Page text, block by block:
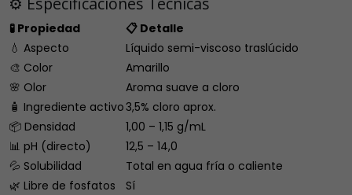
🧪 Propiedad
📋 Detalle
💧 Aspecto
Líquido semi-viscoso traslúcido
🎨 Color
Amarillo
🌸 Olor
Aroma suave a cloro
🧴 Ingrediente activo3,5% cloro aprox.
📦 Densidad
1,00 – 1,15 g/mL
📊 pH (directo)
12,5 – 14,0
💦 Solubilidad
Total en agua fría o caliente
🌿 Libre de fosfatos
Sí